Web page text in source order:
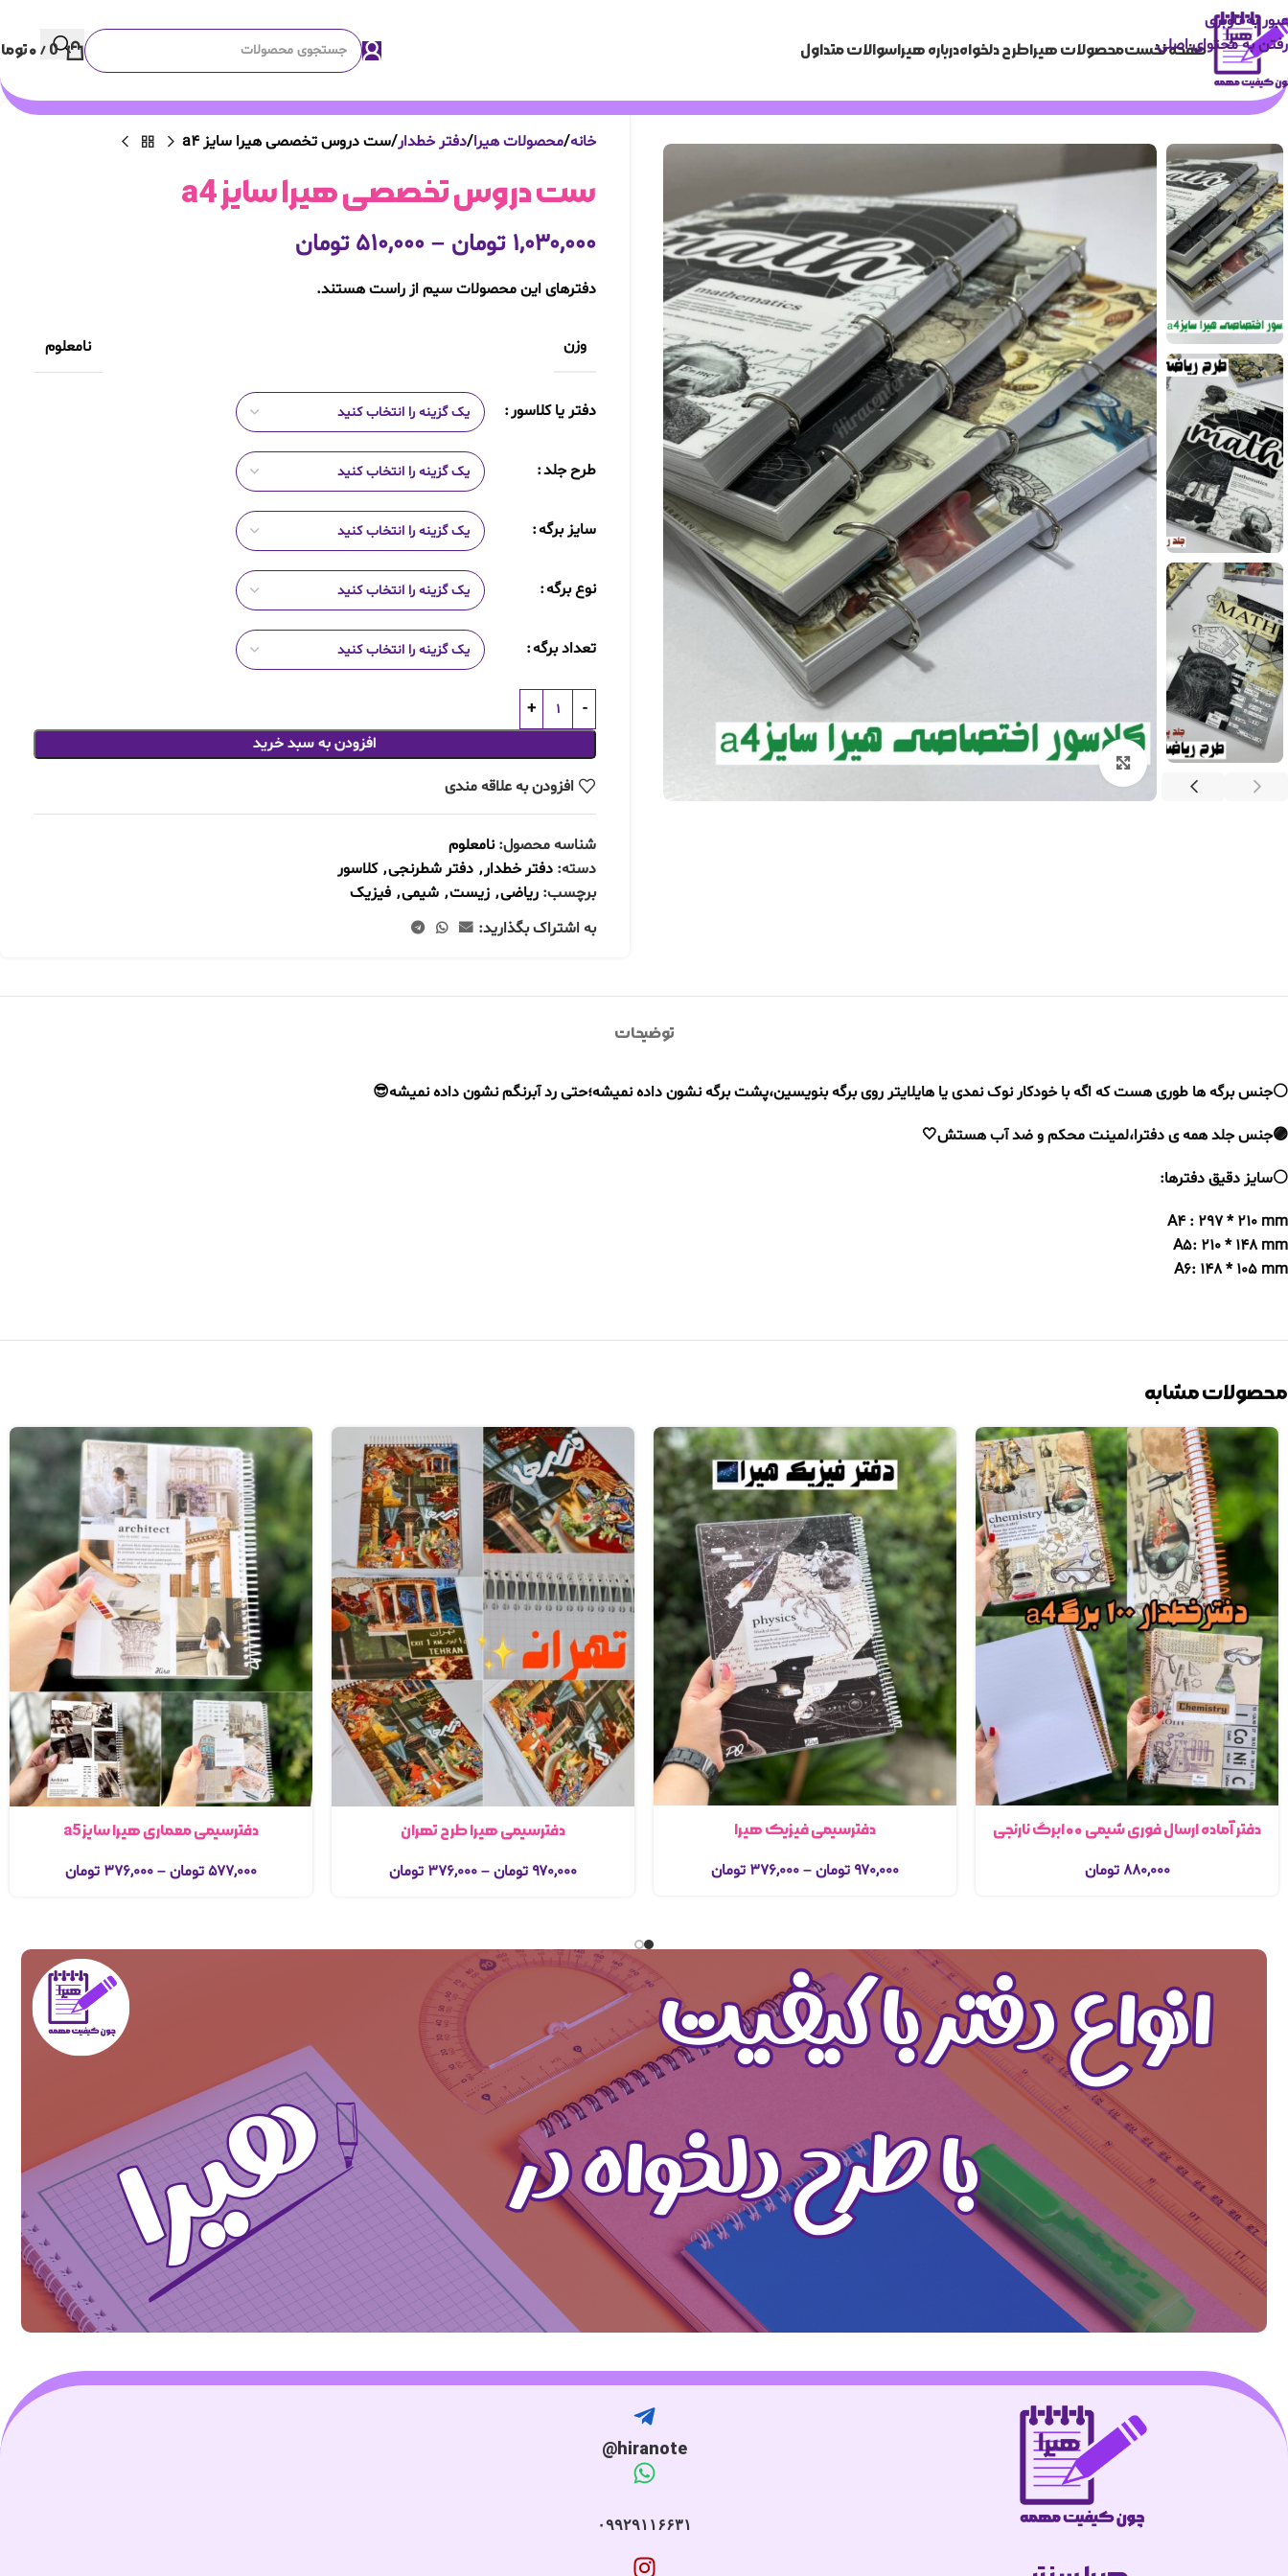
عبور به ناوبری
رفتن به محتوای اصلی
صفحه نخستمحصولات هیراطرح دلخواهدرباره هیراسوالات متداول 0
/۰
بزرگنمایی تصویر
خانه محصولات هیرا دفتر خطدار ست دروس تخصصی هیرا سایز a4
ست دروس تخصصی هیرا سایز a4
۱,۰۳۰,۰۰۰ تومان – ۵۱۰,۰۰۰ تومان
دفترهای این محصولات سیم از راست هستند.
وزن نامعلوم
دفتر یا کلاسور
طرح جلد
سایز برگه
نوع برگه
تعداد برگه
افزودن به سبد خرید
افزودن به علاقه مندی
شناسه محصول:نامعلوم
دسته: دفتر خطدار, دفتر شطرنجی, کلاسور
برچسب: ریاضی, زیست, شیمی, فیزیک
به اشتراک بگذارید:
توضیحات
⚪️جنس برگه ها طوری هست که اگه با خودکار نوک نمدی یا هایلایتر روی برگه بنویسین،پشت برگه نشون داده نمیشه؛حتی رد آبرنگم نشون داده نمیشه😎
🟣جنس جلد همه ی دفترا،لمینت محکم و ضد آب هستش🤍
⚪️سایز دقیق دفترها:
A4 : 297 * 210 mm
A5: 210 * 148 mm
A6: 148 * 105 mm
محصولات مشابه
دفتر آماده ارسال فوری شیمی ۱۰۰برگ نارنجی
۸۸۰,۰۰۰ تومان
دفترسیمی فیزیک هیرا
۹۷۰,۰۰۰ تومان–۳۷۶,۰۰۰ تومان
دفترسیمی هیرا طرح تهران
۹۷۰,۰۰۰ تومان–۳۷۶,۰۰۰ تومان
دفترسیمی معماری هیرا سایز a5
۵۷۷,۰۰۰تومان–۳۷۶,۰۰۰ تومان
hiranote@
۰۹۹۲۹۱۱۶۶۳۱